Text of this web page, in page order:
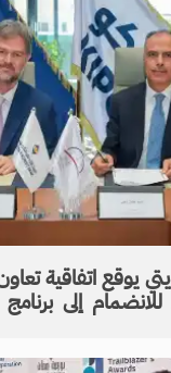
يوقع اتفاقية
إلى